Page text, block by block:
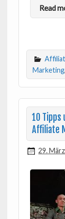
Read
Marketing,
10
Affiliate
29.